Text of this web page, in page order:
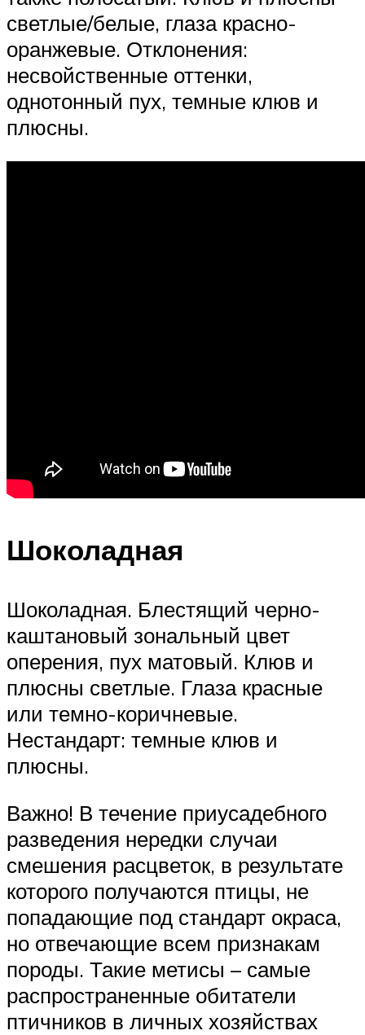
светлые/белые, глаза красно-
оранжевые. Отклонения:
несвойственные оттенки,
однотонный пух, темные клюв и
плюсны.
Шоколадная
Шоколадная. Блестящий черно-
каштановый зональный цвет
оперения, пух матовый. Клюв и
плюсны светлые. Глаза красные
или темно-коричневые.
Нестандарт: темные клюв и
плюсны.
Важно! В течение приусадебного
разведения нередки случаи
смешения расцветок, в результате
которого получаются птицы, не
попадающие под стандарт окраса,
но отвечающие всем признакам
породы. Такие метисы – самые
распространенные обитатели
птичников в личных хозяйствах